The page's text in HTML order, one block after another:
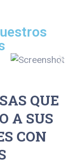
QUE
A SUS
CON